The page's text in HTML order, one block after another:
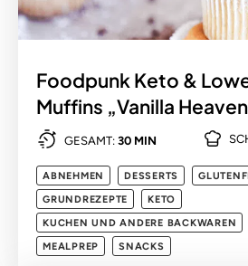
Foodpunk Keto &
Muffins „Vanilla
GESAMT: 30 MIN
ABNEHMEN DESSERTS
GRUNDREZEPTE
KETO
KUCHEN UND ANDERE BACKWAREN
MEALPREP
SNACKS